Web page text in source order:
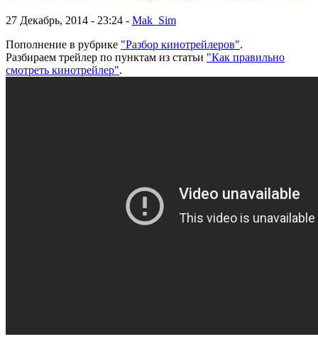
27 Декабрь, 2014 - 23:24 - Mak_Sim
Пополнение в рубрике "Разбор кинотрейлеров".
Разбираем трейлер по пунктам из статьи "Как правильно
смотреть кинотрейлер".